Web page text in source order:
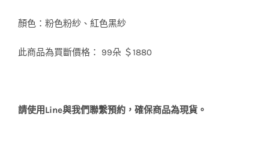
顏色：粉色粉紗、紅色黑紗
此商品為買斷價格： 99朵 ＄1880
請使用Line與我們聯繫預約，確保商品為現貨。